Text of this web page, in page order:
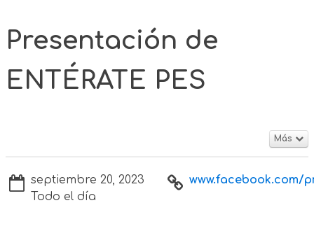
Presentación de
ENTÉRATE PES
Más
septiembre 20, 2023
Todo el día
www.facebook.com/